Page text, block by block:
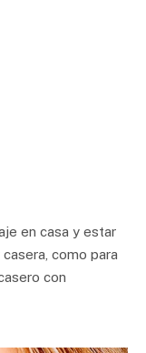
en casa y estar
como para
con